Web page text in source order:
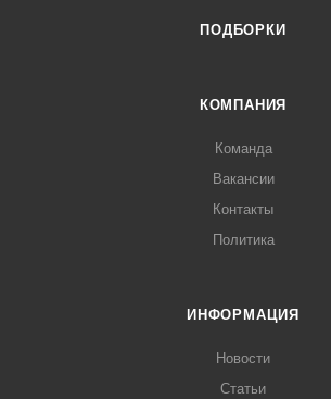
ПОДБОРКИ
КОМПАНИЯ
Команда
Вакансии
Контакты
Политика
ИНФОРМАЦИЯ
Новости
Статьи